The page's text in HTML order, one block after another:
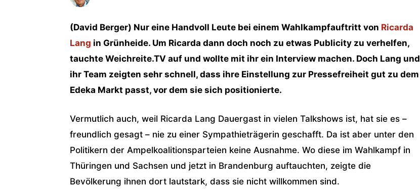
(David Berger) Nur eine Handvoll Leute bei einem Wahlkampfauftritt von Ricarda
Lang in Grünheide. Um Ricarda dann doch noch zu etwas Publicity zu verhelfen,
tauchte Weichreite.TV auf und wollte mit ihr ein Interview machen. Doch Lang und
ihr Team zeigten sehr schnell, dass ihre Einstellung zur Pressefreiheit gut zu dem
Edeka Markt passt, vor dem sie sich positionierte.
Vermutlich auch, weil Ricarda Lang Dauergast in vielen Talkshows ist, hat sie es –
freundlich gesagt – nie zu einer Sympathieträgerin geschafft. Da ist aber unter den
Politikern der Ampelkoalitionsparteien keine Ausnahme. Wo diese im Wahlkampf in
Thüringen und Sachsen und jetzt in Brandenburg auftauchten, zeigte die
Bevölkerung ihnen dort lautstark, dass sie nicht willkommen sind.